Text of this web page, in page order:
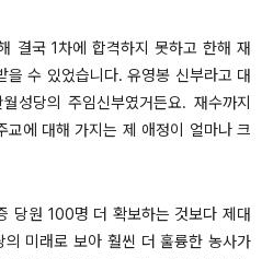
결국 1차에 합격하지 못하고 한해 재
을 수 있었습니다. 유영봉 신부라고 대
성당의 주임신부였거든요. 재수까지
교에 대해 가지는 제 애정이 얼마나 크
당원 100명 더 확보하는 것보다 제대
미래로 보아 훨씬 더 훌륭한 농사가